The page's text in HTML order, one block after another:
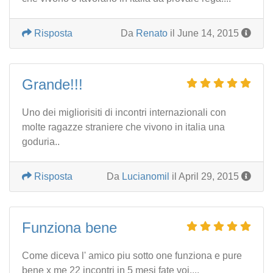
Da Renato il June 14, 2015
Risposta
Grande!!!
Uno dei migliorisiti di incontri internazionali con
molte ragazze straniere che vivono in italia una
goduria..
Da Lucianomil il April 29, 2015
Risposta
Funziona bene
Come diceva l' amico piu sotto one funziona e pure
bene x me 22 incontri in 5 mesi fate voi...,